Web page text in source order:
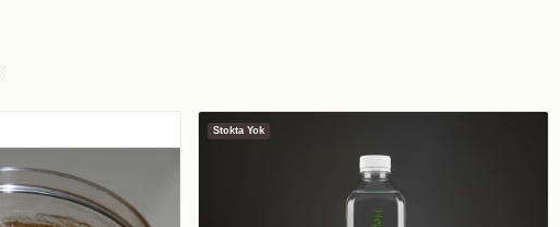
Stokta Yok